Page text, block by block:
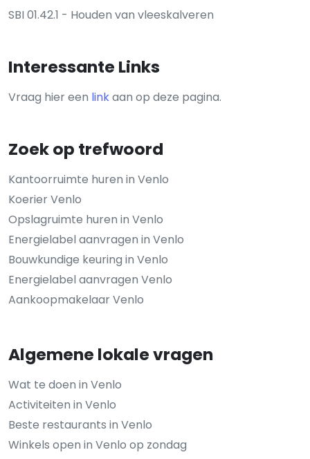
SBI 01.42.1 - Houden van vleeskalveren
Interessante Links
Vraag hier een linkaan op deze pagina.
Zoek op trefwoord
Kantoorruimte huren in Venlo
Koerier Venlo
Opslagruimte huren in Venlo
Energielabel aanvragen in Venlo
Bouwkundige keuring in Venlo
Energielabel aanvragen Venlo
Aankoopmakelaar Venlo
Algemene lokale vragen
Wat te doen in Venlo
Activiteiten in Venlo
Beste restaurants in Venlo
Winkels open in Venlo op zondag